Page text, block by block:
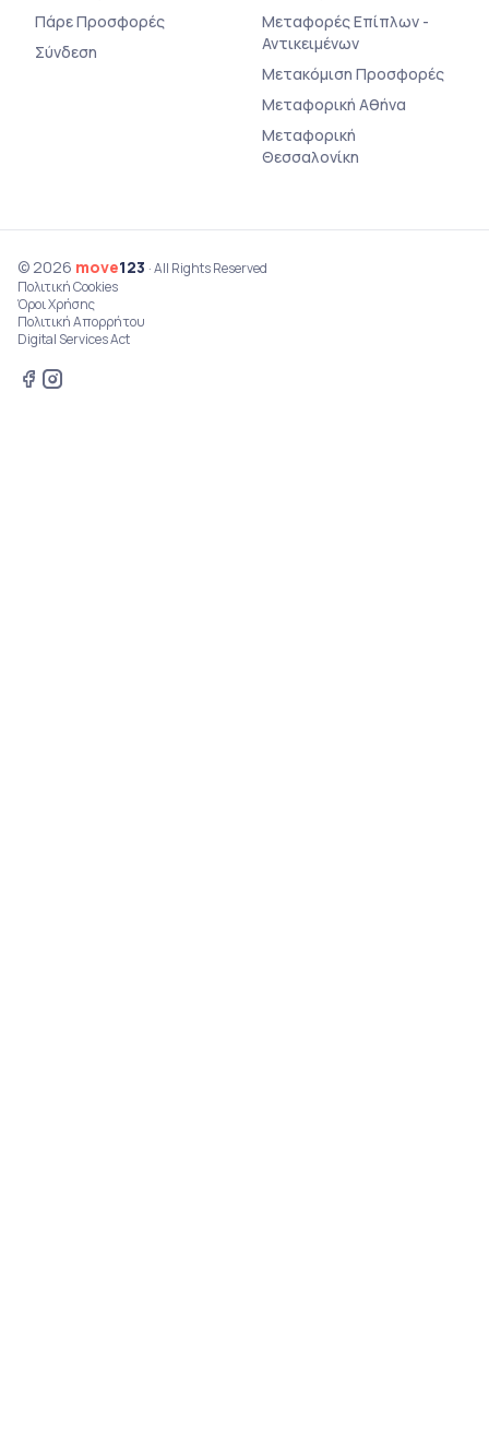
Πάρε Προσφορές
Σύνδεση
Μεταφορές Επίπλων -
Αντικειμένων
Μετακόμιση Προσφορές
Μεταφορική Αθήνα
Μεταφορική
Θεσσαλονίκη
© 2026 move123 · All Rights Reserved
Πολιτική Cookies
Όροι Χρήσης
Πολιτική Απορρήτου
Digital Services Act